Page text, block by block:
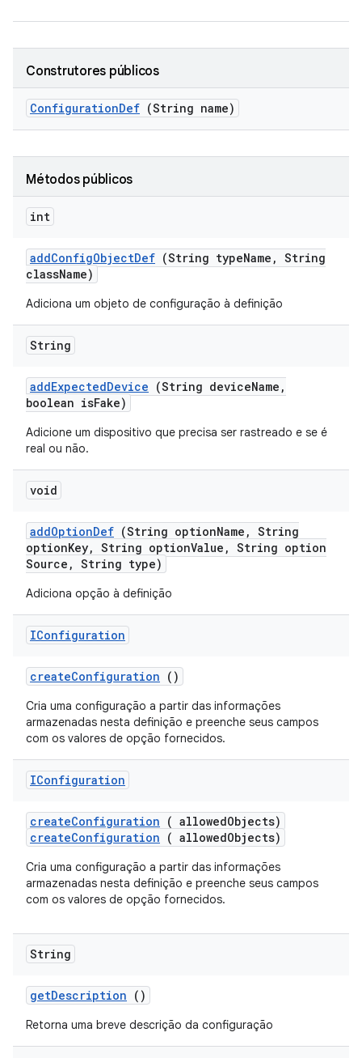
Construtores públicos
ConfigurationDef (String name)
Métodos públicos
int
addConfigObjectDef (String typeName , String
className)
Adiciona um objeto de configuração à definição
String
addExpectedDevice (String deviceName ,
boolean isFake)
Adicione um dispositivo que precisa ser rastreado e se é
real ou não.
void
addOptionDef (String optionName , String
optionKey, String optionValue , String option
Source , String type)
Adiciona opção à definição
IConfiguration
createConfiguration ()
Cria uma configuração a partir das informações
armazenadas nesta definição e preenche seus campos
com os valores de opção fornecidos.
IConfiguration
createConfiguration ( allowedObjects)
createConfiguration ( allowedObjects)
Cria uma configuração a partir das informações
armazenadas nesta definição e preenche seus campos
com os valores de opção fornecidos.
String
getDescription ()
Retorna uma breve descrição da configuração